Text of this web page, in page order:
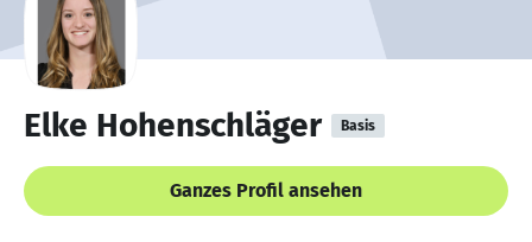
Elke Hohenschläger Basis
Ganzes Profil ansehen